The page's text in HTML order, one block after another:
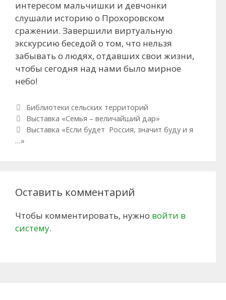
интересом мальчишки и девчонки
слушали историю о Прохоровском
сражении. Завершили виртуальную
экскурсию беседой о том, что нельзя
забывать о людях, отдавших свои жизни,
чтобы сегодня над нами было мирное
небо!
Рубрики
Библиотеки сельских территорий
Навигация по записям
Выставка «Семья – величайший дар»
Выставка «Если будет Россия, значит буду и я
…»
Оставить комментарий
Чтобы комментировать, нужно войти в
систему.